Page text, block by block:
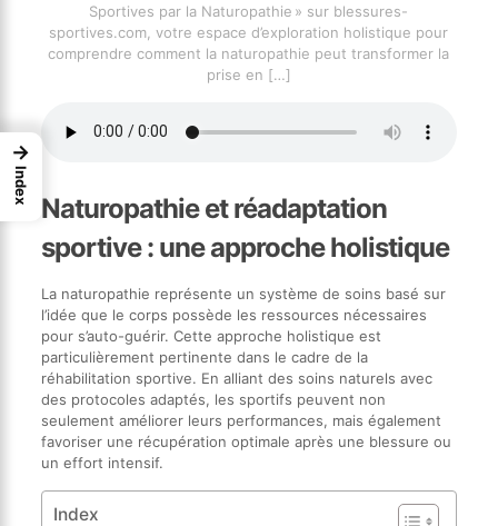
Sportives par la Naturopathie » sur blessures-
sportives.com, votre espace d’exploration holistique pour
comprendre comment la naturopathie peut transformer la
prise en […]
Naturopathie et réadaptation
sportive : une approche holistique
La naturopathie représente un système de soins basé sur
l’idée que le corps possède les ressources nécessaires
pour s’auto-guérir. Cette approche holistique est
particulièrement pertinente dans le cadre de la
réhabilitation sportive. En alliant des soins naturels avec
des protocoles adaptés, les sportifs peuvent non
seulement améliorer leurs performances, mais également
favoriser une récupération optimale après une blessure ou
un effort intensif.
Index
→
Index